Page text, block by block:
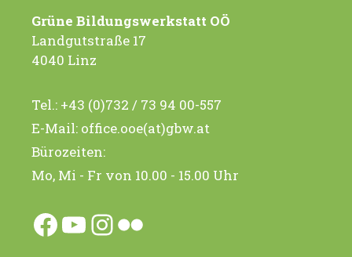
Grüne Bildungswerkstatt OÖ
Landgutstraße 17
4040 Linz
Tel.: +43 (0)732 / 73 94 00-557
E-Mail: office.ooe(at)gbw.at
Bürozeiten:
Mo, Mi - Fr von 10.00 - 15.00 Uhr
Facebook
YouTube
Instagram
Flickr